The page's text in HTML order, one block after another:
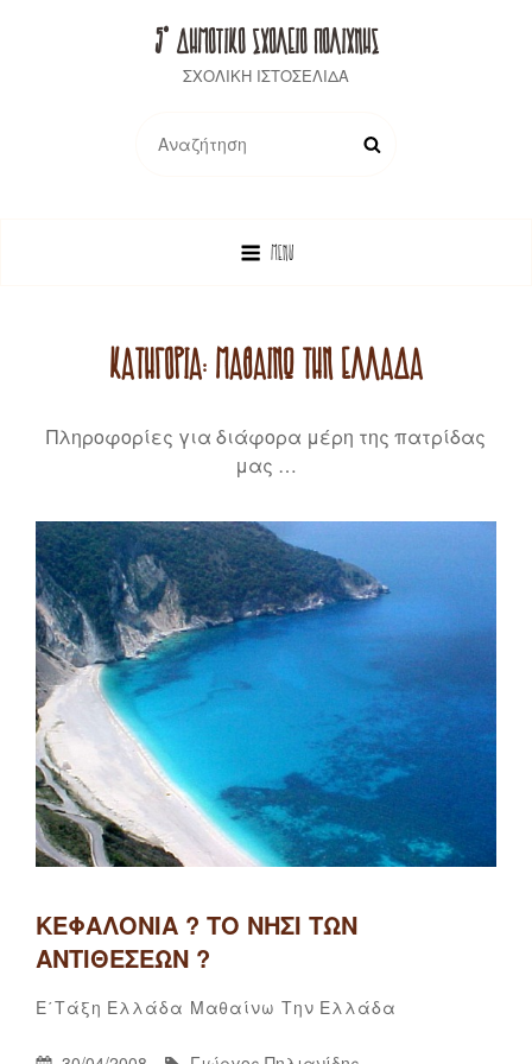
5° ΔΗΜΟΤΙΚΟ ΣΧΟΛΕΙΟ ΠΟΛΙΧΝΗΣ
ΣΧΟΛΙΚΗ ΙΣΤΟΣΕΛΙΔΑ
for:
MENU
ΚΑΤΗΓΟΡΊΑ:ΜΑΘΑΊΝΩ ΤΗΝ ΕΛΛΆΔΑ
Πληροφορίες για διάφορα μέρη της πατρίδας
μας …
ΚΕΦΑΛΟΝΙΆ ? ΤΟ ΝΗΣΊ ΤΩΝ
ΑΝΤΙΘΈΣΕΩΝ ?
Categories
Ε΄τάξη Ελλάδα Μαθαίνω Την ΕλλάδαBy
Γιώργος
Posted
By